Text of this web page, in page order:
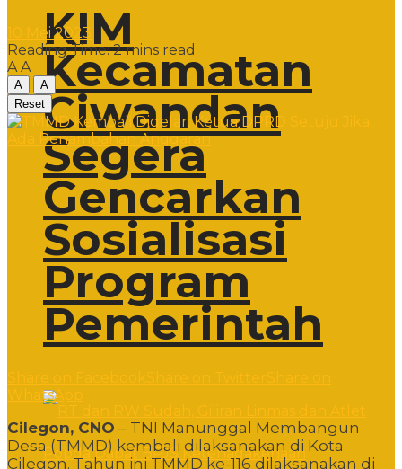
KIM
Kecamatan
Ciwandan
Segera
Gencarkan
Sosialisasi
Program
Pemerintah
10 Mei 2023
Reading Time: 2 mins read
A A
A
A
Reset
WhatsApp
Cilegon, CNO – TNI Manunggal Membangun
Desa (TMMD) kembali dilaksanakan di Kota
Cilegon. Tahun ini TMMD ke-116 dilaksanakan di